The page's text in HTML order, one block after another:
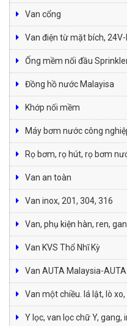
Van cổng
Van điện từ mặt bích, 24V-
Ống mềm nối đầu Sprinkler
Đồng hồ nước Malayisa
Khớp nối mềm
Máy bơm nước công
Rọ bơm, rọ hút, rọ bơm
Van an toàn
Van inox, 201, 304, 316
Van, phụ kiện hàn, ren,
Van KVS Thổ Nhĩ Kỳ
Van AUTA Malaysia-AUTA
Van một chiều. lá lật, lò
Y lọc, van lọc chữ Y, gang,